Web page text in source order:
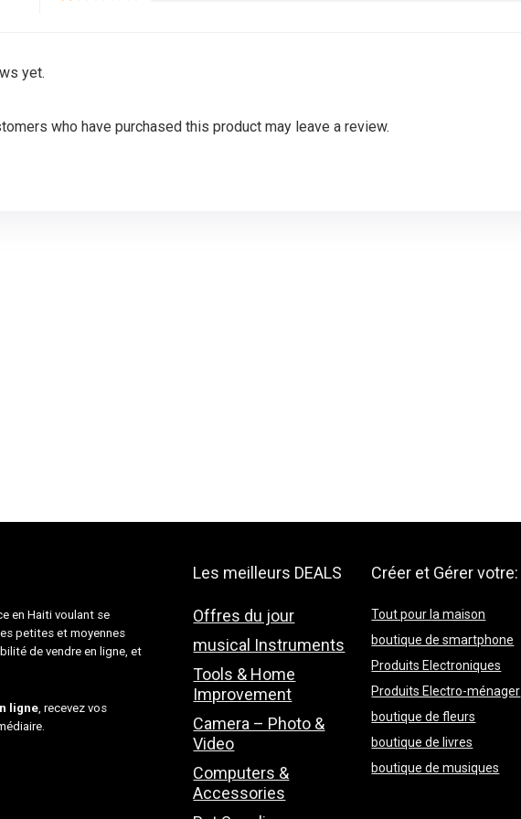
yet.
who have purchased this product may leave a review.
en Haiti voulant se
petites et moyennes
de vendre en ligne, et
ligne, recevez vos
Les meilleurs DEALS
Offres du jour
musical Instruments
Tools & Home
Improvement
Camera – Photo &
Video
Computers &
Accessories
Créer et Gérer votre:
Tout pour la maison
boutique de smartphone
Produits Electroniques
Produits Electro-ménager
boutique de fleurs
boutique de livres
boutique de musiques